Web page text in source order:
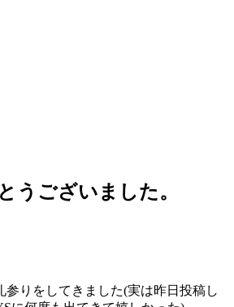
うございました。
参りをしてきました(実は昨日投稿し